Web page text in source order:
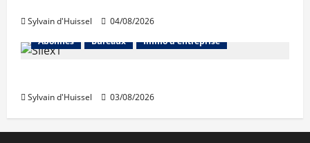
Sylvain d'Huissel
04/08/2026
Abonnés
Bureaux Immo d'entreprise
Sylvain d'Huissel 03/08/2026